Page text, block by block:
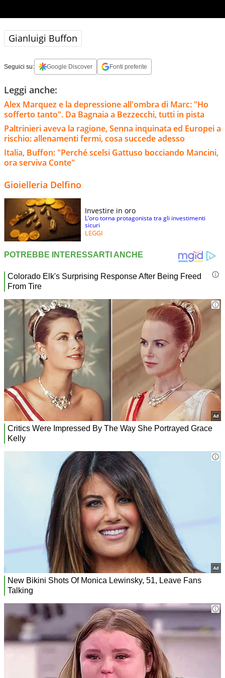
Gianluigi Buffon
Seguici su: Google Discover Fonti preferite
Leggi anche:
Alex Marquez e la depressione all'ombra di Marc: "Ho
sofferto tanto". Da Bagnaia a Bezzecchi, tutti in pista
Paltrinieri aveva la ragione, Senna inquinata ed Europei a
rischio: allenamenti fermi, cosa succede adesso
Italia, Buffon: "Perché scelsi Gattuso bocciando Mancini,
ora serviva Conte"
Gioielleria Delfino
Investire in oro
L’oro torna protagonista tra gli investimenti
sicuri
LEGGI